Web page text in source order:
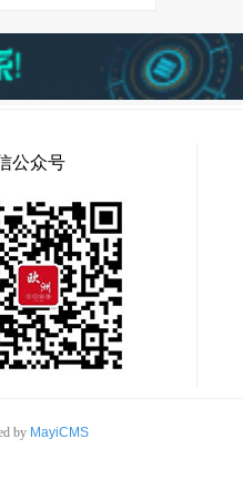
公众号
by MayiCMS